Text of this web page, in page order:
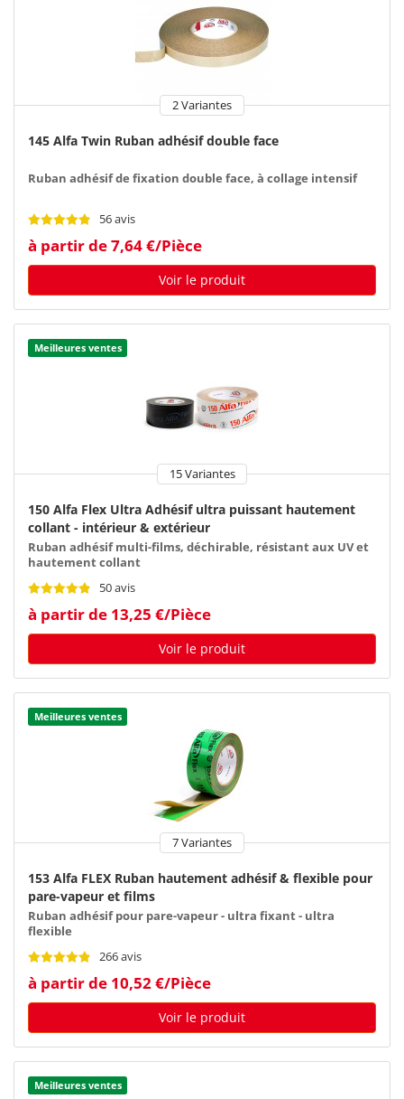
2 Variantes
145 Alfa Twin Ruban adhésif double face
Ruban adhésif de fixation double face, à collage intensif
56 avis
à partir de 7,64 €/Pièce
Voir le produit
Meilleures ventes
15 Variantes
150 Alfa Flex Ultra Adhésif ultra puissant hautement
collant - intérieur & extérieur
Ruban adhésif multi-films, déchirable, résistant aux UV et
hautement collant
50 avis
à partir de 13,25 €/Pièce
Voir le produit
Meilleures ventes
7 Variantes
153 Alfa FLEX Ruban hautement adhésif & flexible pour
pare-vapeur et films
Ruban adhésif pour pare-vapeur - ultra fixant - ultra
flexible
266 avis
à partir de 10,52 €/Pièce
Voir le produit
Meilleures ventes